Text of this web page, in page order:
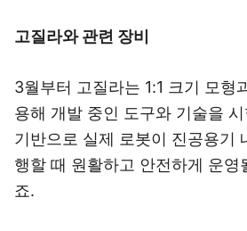
고질라와 관련 장비
3월부터 고질라는 1:1 크기 모형
용해 개발 중인 도구와 기술을
기반으로 실제 로봇이 진공용기
행할 때 원활하고 안전하게 운영
죠.